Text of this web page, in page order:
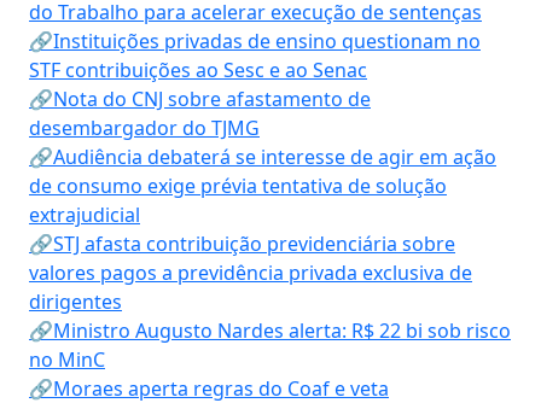
do Trabalho para acelerar execução de sentenças
🔗Instituições privadas de ensino questionam no
STF contribuições ao Sesc e ao Senac
🔗Nota do CNJ sobre afastamento de
desembargador do TJMG
🔗Audiência debaterá se interesse de agir em ação
de consumo exige prévia tentativa de solução
extrajudicial
🔗STJ afasta contribuição previdenciária sobre
valores pagos a previdência privada exclusiva de
dirigentes
🔗Ministro Augusto Nardes alerta: R$ 22 bi sob risco
no MinC
🔗Moraes aperta regras do Coaf e veta